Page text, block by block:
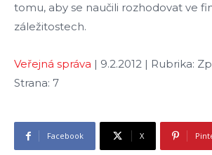
tomu, aby se naučili rozhodovat ve
záležitostech.
Veřejná správa | 9.2.2012 | Rubrika:
Strana: 7
Facebook X